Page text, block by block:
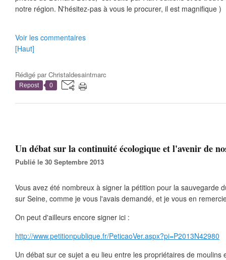
notre région. N'hésitez-pas à vous le procurer, il est magnifique )
Voir les commentaires
[Haut]
Rédigé parChristaldesaintmarc
Repost 0
Un débat sur la continuité écologique et l'avenir de
Publié le 30 Septembre 2013
Vous avez été nombreux à signer la pétition pour la sauvegarde
sur Seine, comme je vous l'avais demandé, et je vous en
On peut d'ailleurs encore signer ici :
http://www.petitionpublique.fr/PeticaoVer.aspx?pi=P2013N42980
Un débat sur ce sujet a eu lieu entre les propriétaires de moulins